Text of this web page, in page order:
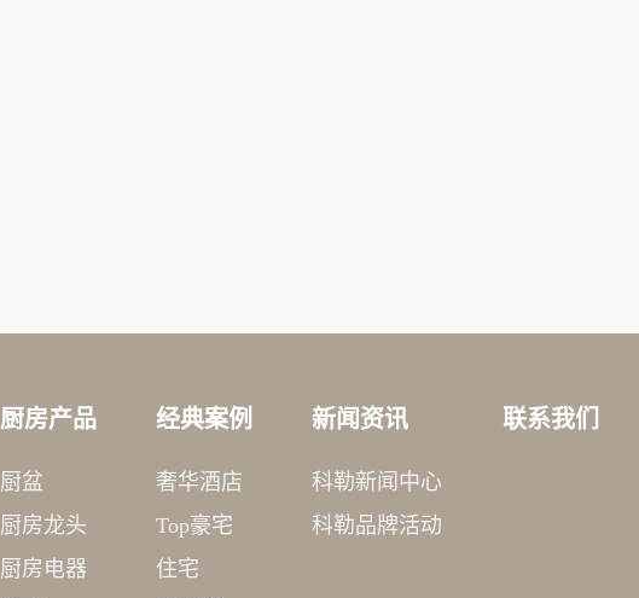
厨房产品
厨盆
厨房龙头
厨房电器
经典案例
奢华酒店
Top豪宅
住宅
新闻资讯
科勒新闻中心
科勒品牌活动
联系我们